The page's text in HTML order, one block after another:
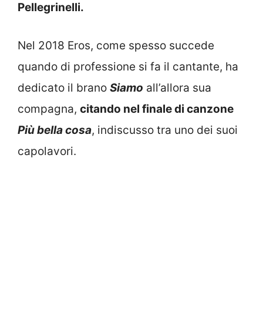
Pellegrinelli.
Nel 2018 Eros, come spesso succede
quando di professione si fa il cantante, ha
dedicato il brano Siamo all’allora sua
compagna, citando nel finale di canzone
Più bella cosa, indiscusso tra uno dei suoi
capolavori.